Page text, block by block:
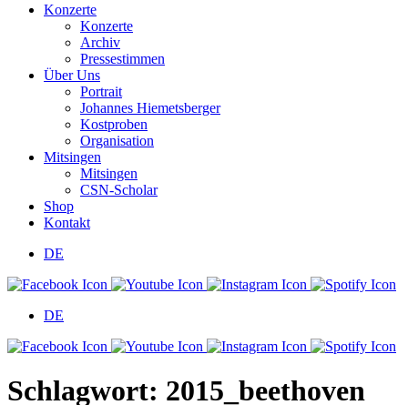
Konzerte
Konzerte
Archiv
Pressestimmen
Über Uns
Portrait
Johannes Hiemetsberger
Kostproben
Organisation
Mitsingen
Mitsingen
CSN-Scholar
Shop
Kontakt
DE
DE
Schlagwort: 2015_beethoven